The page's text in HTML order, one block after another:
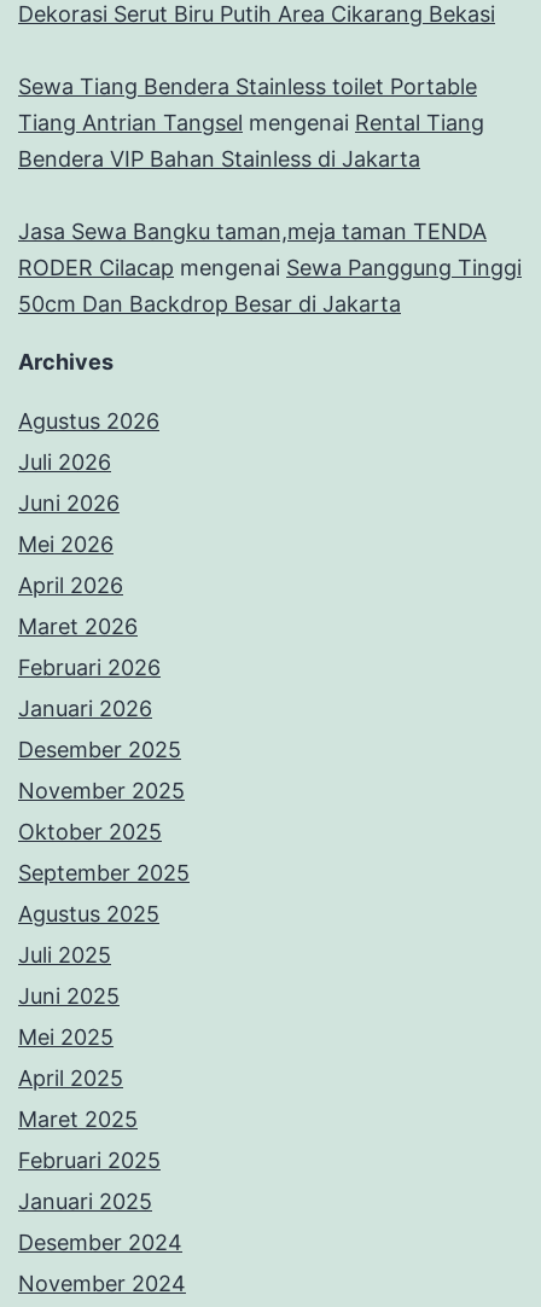
Dekorasi Serut Biru Putih Area Cikarang Bekasi
Sewa Tiang Bendera Stainless toilet Portable
Tiang Antrian Tangsel mengenai Rental Tiang
Bendera VIP Bahan Stainless di Jakarta
Jasa Sewa Bangku taman,meja taman TENDA
RODER Cilacap mengenai Sewa Panggung Tinggi
50cm Dan Backdrop Besar di Jakarta
Archives
Agustus 2026
Juli 2026
Juni 2026
Mei 2026
April 2026
Maret 2026
Februari 2026
Januari 2026
Desember 2025
November 2025
Oktober 2025
September 2025
Agustus 2025
Juli 2025
Juni 2025
Mei 2025
April 2025
Maret 2025
Februari 2025
Januari 2025
Desember 2024
November 2024